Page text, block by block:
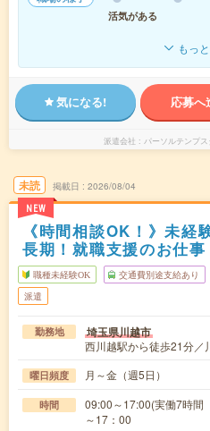
活気がある
もっ
気になる! 応募へ
派遣会社 パーソルテンプ
未読
NEW
掲載日 2026/08/04
《時間相談OK！》未経
長期！就職支援のお仕事
職種未経験OK 交通費別途支給あり
派遣
勤務地 埼玉県川越市
西川越駅から徒歩21分／
曜日頻度 月～金（週5日）
時間
09:00～17:00(実働7時
～17：00